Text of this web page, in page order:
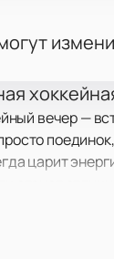
вечер —
царит